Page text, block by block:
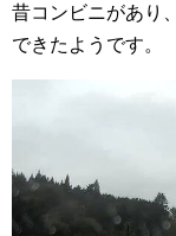
昔コンビニがあり
できたようです。